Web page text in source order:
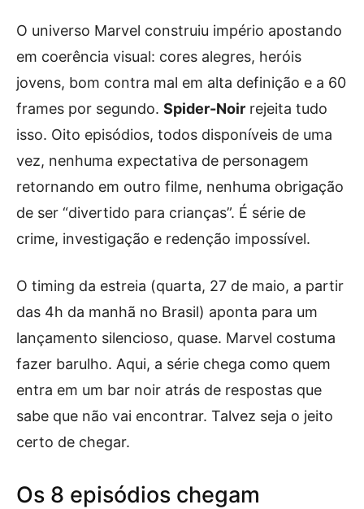
O universo Marvel construiu império apostando
em coerência visual: cores alegres, heróis
jovens, bom contra mal em alta definição e a 60
frames por segundo. Spider-Noir rejeita tudo
isso. Oito episódios, todos disponíveis de uma
vez, nenhuma expectativa de personagem
retornando em outro filme, nenhuma obrigação
de ser “divertido para crianças”. É série de
crime, investigação e redenção impossível.
O timing da estreia (quarta, 27 de maio, a partir
das 4h da manhã no Brasil) aponta para um
lançamento silencioso, quase. Marvel costuma
fazer barulho. Aqui, a série chega como quem
entra em um bar noir atrás de respostas que
sabe que não vai encontrar. Talvez seja o jeito
certo de chegar.
Os 8 episódios chegam